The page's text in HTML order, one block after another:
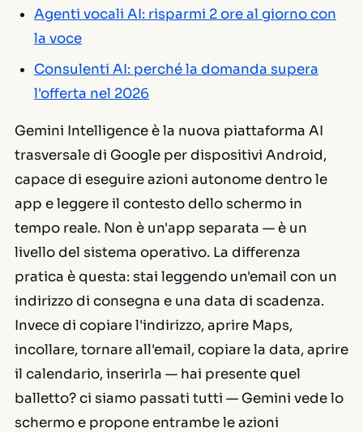
Agenti vocali AI: risparmi 2 ore al giorno con
la voce
Consulenti AI: perché la domanda supera
l'offerta nel 2026
Gemini Intelligence è la nuova piattaforma AI
trasversale di Google per dispositivi Android,
capace di eseguire azioni autonome dentro le
app e leggere il contesto dello schermo in
tempo reale. Non è un'app separata — è un
livello del sistema operativo. La differenza
pratica è questa: stai leggendo un'email con un
indirizzo di consegna e una data di scadenza.
Invece di copiare l'indirizzo, aprire Maps,
incollare, tornare all'email, copiare la data, aprire
il calendario, inserirla — hai presente quel
balletto? ci siamo passati tutti — Gemini vede lo
schermo e propone entrambe le azioni